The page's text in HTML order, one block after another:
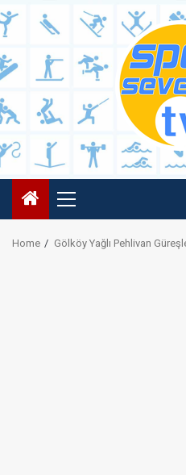
Skip
to
Primary
Menu
Home Gölköy Yağlı Pehlivan